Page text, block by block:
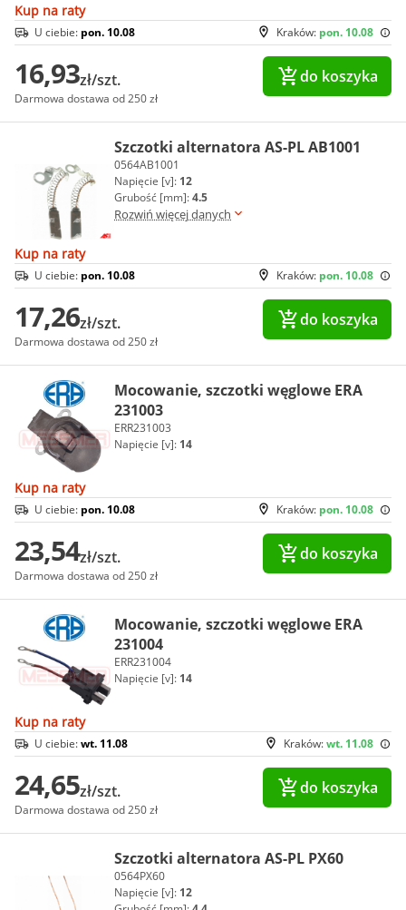
Kup na raty
Kraków: pon. 10.08
U ciebie: pon. 10.08
16,93zł/szt.
Darmowa dostawa od 250 zł
do koszyka
Szczotki alternatora AS-PL AB1001
0564AB1001
Napięcie [v]: 12
Grubość [mm]:4.5
Rozwiń więcej danych
Kup na raty
Kraków: pon. 10.08
U ciebie: pon. 10.08
17,26zł/szt.
Darmowa dostawa od 250 zł
do koszyka
Mocowanie, szczotki węglowe ERA
231003
ERR231003
Napięcie [v]: 14
Kup na raty
Kraków: pon. 10.08
U ciebie: pon. 10.08
23,54zł/szt.
Darmowa dostawa od 250 zł
do koszyka
Mocowanie, szczotki węglowe ERA
231004
ERR231004
Napięcie [v]: 14
Kup na raty
Kraków:wt. 11.08
U ciebie:wt. 11.08
24,65zł/szt.
Darmowa dostawa od 250 zł
do koszyka
Szczotki alternatora AS-PL PX60
0564PX60
Napięcie [v]: 12